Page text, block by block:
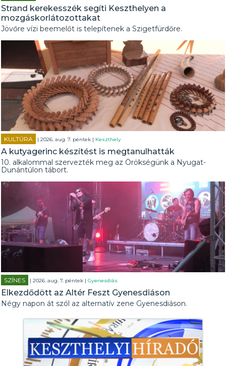
Strand kerekesszék segíti Keszthelyen a
mozgáskorlátozottakat
Jövőre vízi beemelőt is telepítenek a Szigetfürdőre.
KULTÚRA | 2026. aug. 7. péntek | Keszthely
A kutyagerinc készítést is megtanulhatták
10. alkalommal szervezték meg az Örökségünk a Nyugat-
Dunántúlon tábort.
SZÍNES | 2026. aug. 7. péntek |Gyenesdiás
Elkezdődött az Altér Feszt Gyenesdiáson
Négy napon át szól az alternatív zene Gyenesdiáson.